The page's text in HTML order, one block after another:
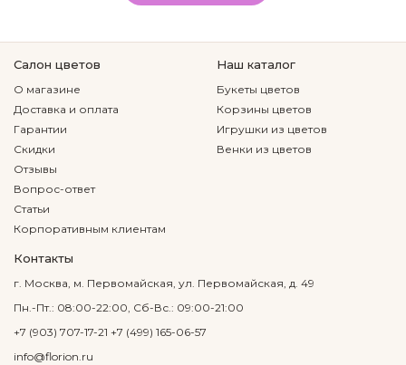
Салон цветов
О магазине
Доставка и оплата
Гарантии
Скидки
Отзывы
Вопрос-ответ
Статьи
Корпоративным клиентам
Наш каталог
Букеты цветов
Корзины цветов
Игрушки из цветов
Венки из цветов
Контакты
г. Москва, м. Первомайская, ул. Первомайская, д. 49
Пн.-Пт.: 08:00-22:00, Сб-Вс.: 09:00-21:00
+7 (903) 707-17-21 +7 (499) 165-06-57
info@florion.ru